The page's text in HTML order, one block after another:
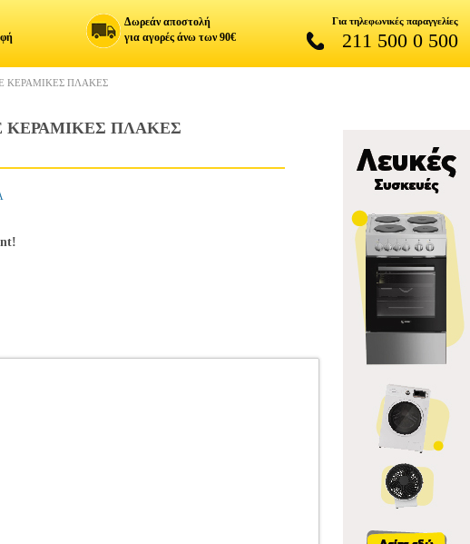
Δωρεάν αποστολή
για αγορές άνω των 90€
Για τηλεφωνικές παραγγελίες
211 500 0 500
ΚΕΡΑΜΙΚΕΣ ΠΛΑΚΕΣ
ΚΕΡΑΜΙΚΕΣ ΠΛΑΚΕΣ